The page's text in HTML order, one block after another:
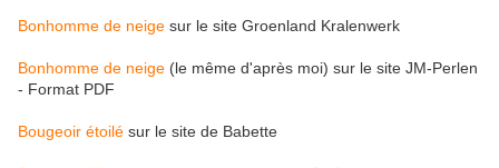
Bonhomme de neige sur le site Groenland Kralenwerk
Bonhomme de neige (le même d'après moi) sur le site JM-Perlen
- Format PDF
Bougeoir étoilé sur le site de Babette